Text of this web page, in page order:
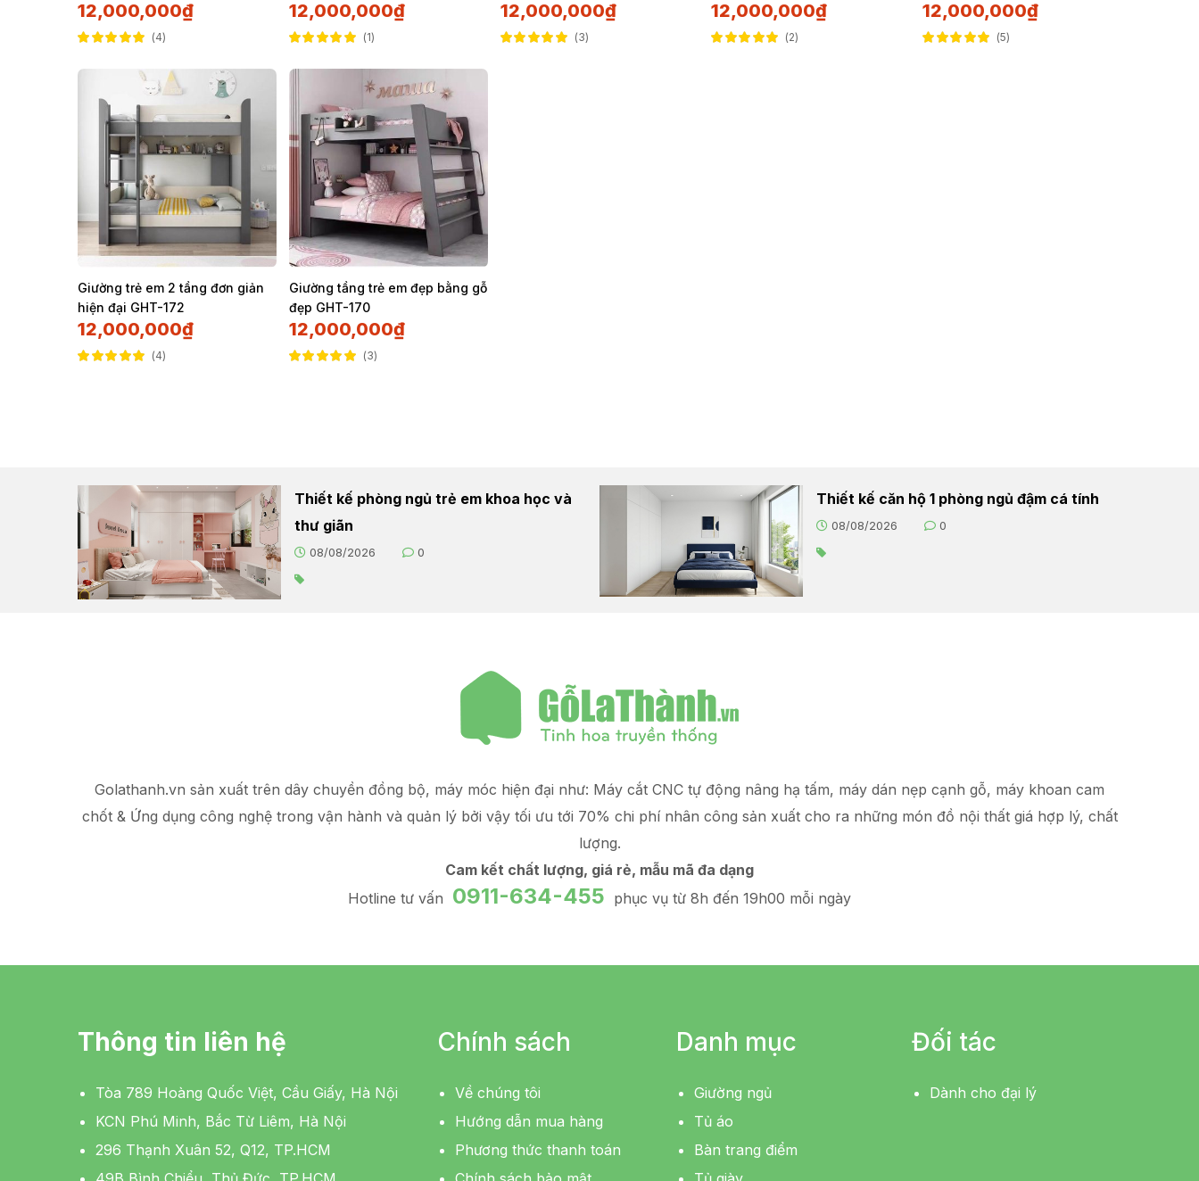
12,000,000₫
4
12,000,000₫
1
12,000,000₫
3
12,000,000₫
2
12,000,000₫
5
Giường trẻ em 2 tầng đơn giản
hiện đại GHT-172
12,000,000₫
4
Giường tầng trẻ em đẹp bằng gỗ
đẹp GHT-170
12,000,000₫
3
Thiết kế phòng ngủ trẻ em khoa học và
thư giãn
08/08/2026 0
Thiết kế căn hộ 1 phòng ngủ đậm cá tính
08/08/2026 0
Golathanh.vn sản xuất trên dây chuyền đồng bộ, máy móc hiện đại như: Máy cắt CNC tự động nâng hạ tấm, máy dán nẹp cạnh gỗ, máy khoan cam
chốt & Ứng dụng công nghệ trong vận hành và quản lý bởi vậy tối ưu tới 70% chi phí nhân công sản xuấtcho ra những món đồ nội thất giá hợp lý, chất
lượng.
Cam kết chất lượng, giá rẻ, mẫu mã đa dạng
Hotline tư vấn 0911-634-455 phục vụ từ 8h đến 19h00 mỗi ngày
Thông tin liên hệ
Tòa 789 Hoàng Quốc Việt, Cầu Giấy, Hà Nội
KCN Phú Minh, Bắc Từ Liêm, Hà Nội
296 Thạnh Xuân 52, Q12, TP.HCM
Chính sách
Về chúng tôi
Hướng dẫn mua hàng
Phương thức thanh toán
Danh mục
Giường ngủ
Tủ áo
Bàn trang điểm
Đối tác
Dành cho đại lý